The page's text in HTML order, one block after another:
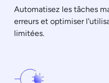
Automatisez les tâches
erreurs et optimiser
limitées.